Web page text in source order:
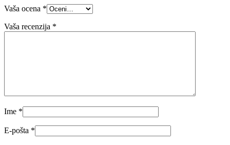
Vaša ocena *
Vaša recenzija *
Ime *
E-pošta *